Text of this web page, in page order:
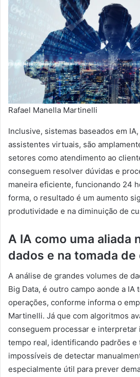
Rafael Manella Martinelli
Inclusive, sistemas baseados em
assistentes virtuais, são
setores como atendimento ao
conseguem resolver dúvidas e
maneira eficiente, funcionando 24
forma, o resultado é um aumento
produtividade e na diminuição de
A IA como uma aliada
dados e na tomada
A análise de grandes volumes de
Big Data, é outro campo aonde a IA
operações, conforme informa o
Martinelli. Já que com algoritmos
conseguem processar e interpretar
tempo real, identificando padrões e
impossíveis de detectar
especialmente útil para prever